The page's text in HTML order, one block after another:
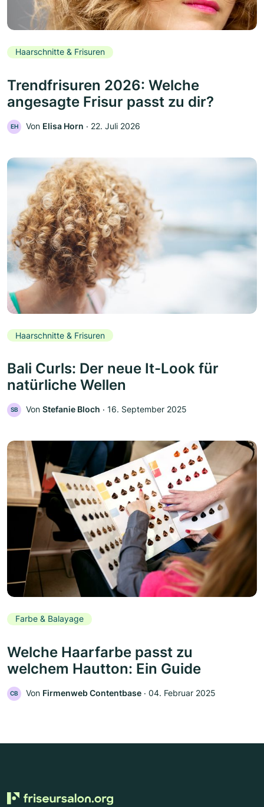
Haarschnitte & Frisuren
Trendfrisuren 2026: Welche
angesagte Frisur passt zu dir?
EH Von Elisa Horn ‧ 22. Juli 2026
Haarschnitte & Frisuren
Bali Curls: Der neue It-Look für
natürliche Wellen
SB Von Stefanie Bloch ‧ 16. September 2025
Farbe & Balayage
Welche Haarfarbe passt zu
welchem Hautton: Ein Guide
CB Von Firmenweb Contentbase ‧ 04. Februar 2025